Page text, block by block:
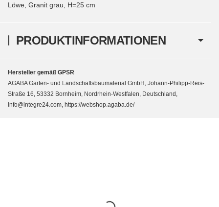
PRODUKTINFORMATIONEN
Löwe, Granit grau, H=25 cm
Hersteller gemäß GPSR
AGABA Garten- und Landschaftsbaumaterial GmbH, Johann-Philipp-Reis-
Straße 16, 53332 Bornheim, Nordrhein-Westfalen, Deutschland,
info@integre24.com, https://webshop.agaba.de/